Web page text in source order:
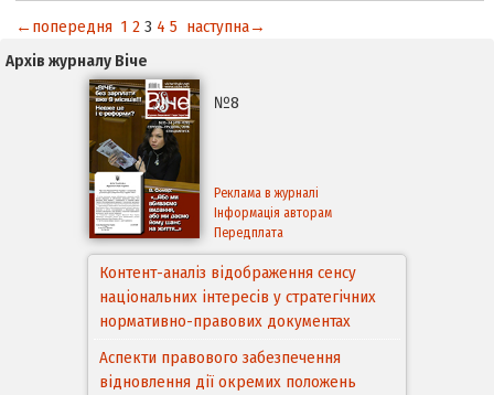
←попередня 1 2 3 4 5 наступна→
Архів журналу Віче
№8
Реклама в журналі
Інформація авторам
Передплата
Контент-аналіз відображення сенсу
національних інтересів у стратегічних
нормативно-правових документах
Аспекти правового забезпечення
відновлення дії окремих положень